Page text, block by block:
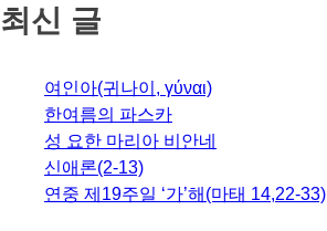
최신 글
여인아(귀나이, γύναι)
한여름의 파스카
성 요한 마리아 비안네
신애론(2-13)
연중 제19주일 ‘가’해(마태 14,22-33)